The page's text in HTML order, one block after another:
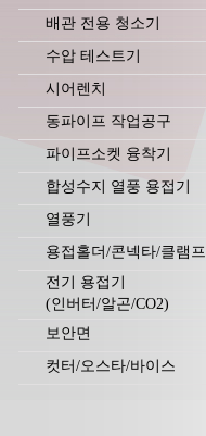
배관 전용 청소기
수압 테스트기
시어렌치
동파이프 작업공구
파이프소켓 융착기
합성수지 열풍 용접기
열풍기
용접홀더/콘넥타/클램프
전기 용접기
(인버터/알곤/CO2)
보안면
컷터/오스타/바이스